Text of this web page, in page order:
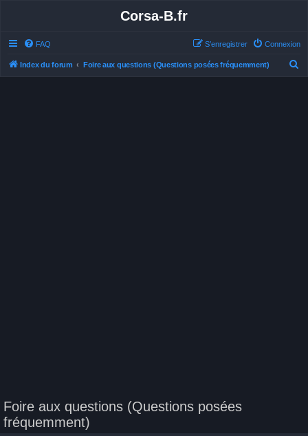
Corsa-B.fr
FAQ Connexion
S’enregistrer
Index du forum Foire aux questions (Questions posées fréquemment)
Foire aux questions (Questions posées
fréquemment)